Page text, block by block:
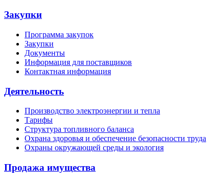
Закупки
Программа закупок
Закупки
Документы
Информация для поставщиков
Контактная информация
Деятельность
Производство электроэнергии и тепла
Тарифы
Структура топливного баланса
Охрана здоровья и обеспечение безопасности труда
Охраны окружающей среды и экология
Продажа имущества